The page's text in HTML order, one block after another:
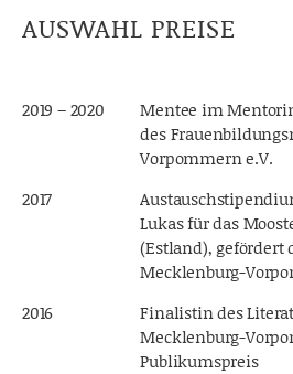
AUSWAHL PREISE
2019 – 2020
Mentee im
des
Vorpommern e.V.
2017
Lukas für das
(Estland), gefördert
Mecklenburg-
2016
Finalistin des
Mecklenburg-
Publikumspreis